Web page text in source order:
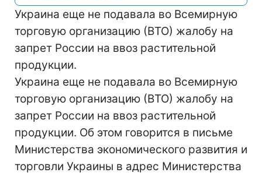
Украина еще не подавала во Всемирную
торговую организацию (ВТО) жалобу на
запрет России на ввоз растительной
продукции.
Украина еще не подавала во Всемирную
торговую организацию (ВТО) жалобу на
запрет России на ввоз растительной
продукции. Об этом говорится в письме
Министерства экономического развития и
торговли Украины в адрес Министерства